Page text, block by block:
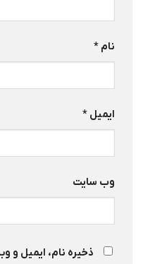
نام *
ایمیل *
وب‌ سایت
ذخیره نام، ایمیل و